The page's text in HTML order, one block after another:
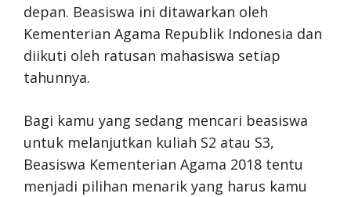
depan. Beasiswa ini ditawarkan oleh
Kementerian Agama Republik Indonesia dan
diikuti oleh ratusan mahasiswa setiap
tahunnya.
Bagi kamu yang sedang mencari beasiswa
untuk melanjutkan kuliah S2 atau S3,
Beasiswa Kementerian Agama 2018 tentu
menjadi pilihan menarik yang harus kamu